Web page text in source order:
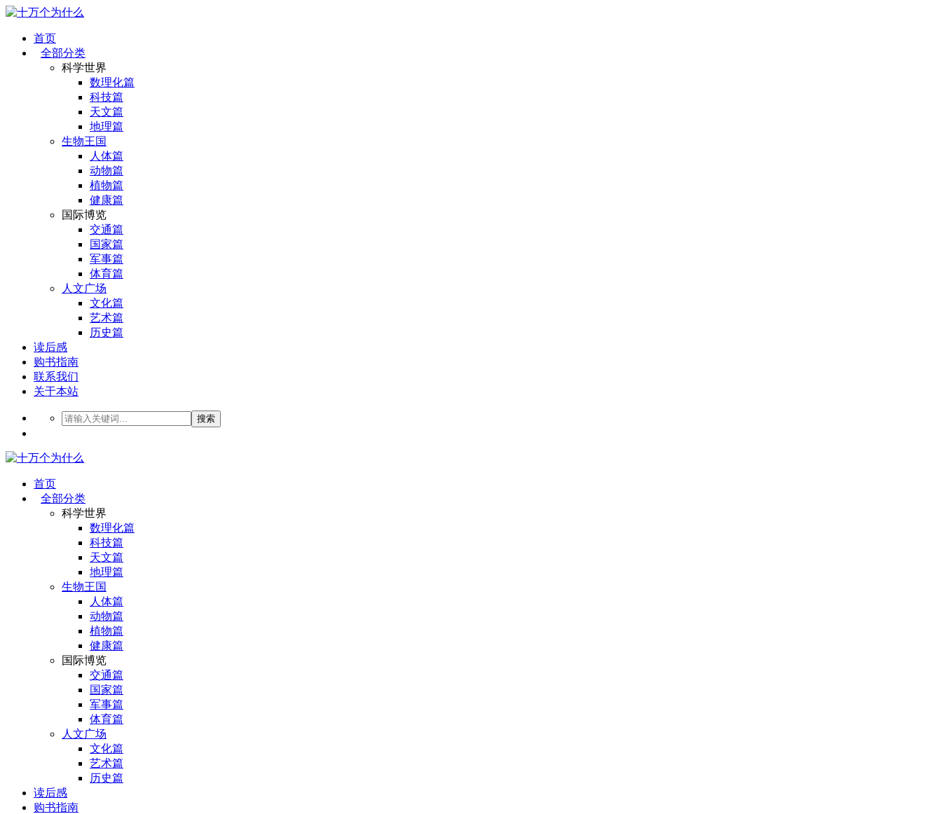
首页
全部分类
科学世界
数理化篇
科技篇
天文篇
地理篇
生物王国
人体篇
动物篇
植物篇
健康篇
国际博览
交通篇
国家篇
军事篇
体育篇
人文广场
文化篇
艺术篇
历史篇
读后感
购书指南
联系我们
关于本站
搜索
首页
全部分类
科学世界
数理化篇
科技篇
天文篇
地理篇
生物王国
人体篇
动物篇
植物篇
健康篇
国际博览
交通篇
国家篇
军事篇
体育篇
人文广场
文化篇
艺术篇
历史篇
读后感
购书指南